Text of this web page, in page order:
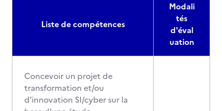
Liste de compétences
Modali
tés
d'éval
uation
Concevoir un projet de
transformation et/ou
d’innovation SI/cyber sur la